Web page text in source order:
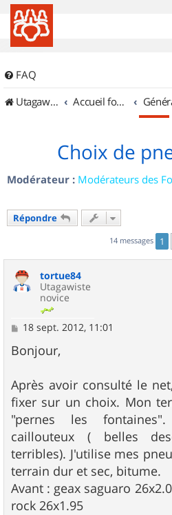
FAQ
UtagawaVTT (Randos VTT et VTTAE avec traces GPS)
Accueil forum
Choix de
Modérateur : Modérateurs des
Répondre
14 messages 1
tortue84
Utagawiste
novice
M
s
s
g
e
18 sept. 2012, 11:01
Bonjour,
Après avoir consulté le
fixer sur un choix. Mon
"pernes les fontaines".
caillouteux ( belles
terribles). J'utilise mes
terrain dur et sec, bitume.
Avant : geax saguaro
rock 26x1.95